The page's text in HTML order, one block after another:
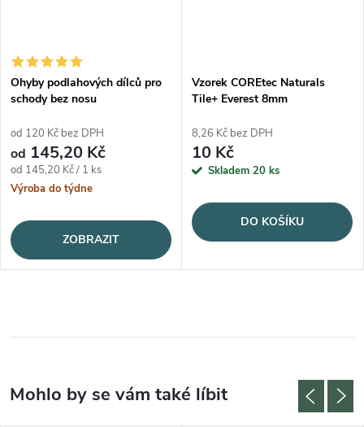
Ohyby podlahových dílců pro
schody bez nosu
od 120 Kč bez DPH
od 145,20 Kč
Měrná cena:
od 145,20 Kč / 1 ks
Výroba do týdne
ZOBRAZIT
Vzorek COREtec Naturals
Tile+ Everest 8mm
8,26 Kč bez DPH
10 Kč
Skladem 20 ks
DO KOŠÍKU